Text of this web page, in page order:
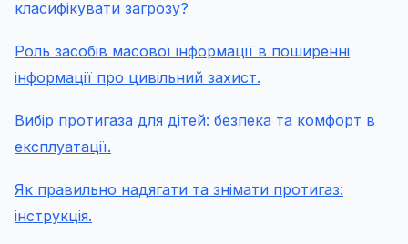
класифікувати загрозу?
Роль засобів масової інформації в поширенні
інформації про цивільний захист.
Вибір протигаза для дітей: безпека та комфорт в
експлуатації.
Як правильно надягати та знімати протигаз:
інструкція.